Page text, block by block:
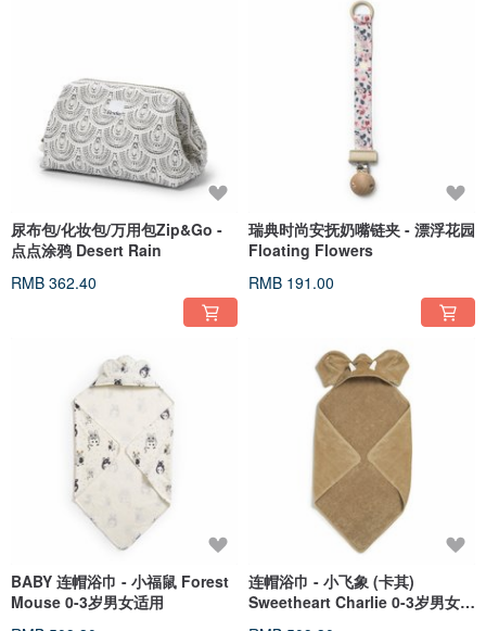
尿布包/化妆包/万用包Zip&Go -
点点涂鸦 Desert Rain
RMB 362.40
瑞典时尚安抚奶嘴链夹 - 漂浮花园
Floating Flowers
RMB 191.00
BABY 连帽浴巾 - 小福鼠 Forest
Mouse 0-3岁男女适用
连帽浴巾 - 小飞象 (卡其)
Sweetheart Charlie 0-3岁男女适